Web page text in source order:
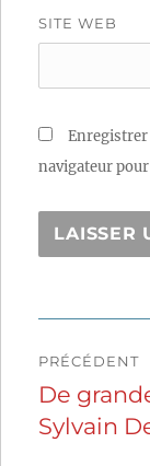
SITE WEB
navigateur
de
l’article
PRÉCÉDENT
Publication
précédente :
De
Sylvain